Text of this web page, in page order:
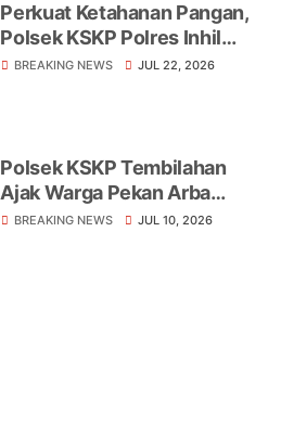
Perkuat Ketahanan Pangan,
Polsek KSKP Polres Inhil
Turun Langsung Dampingi
BREAKING NEWS JUL 22, 2026
Polsek KSKP Tembilahan
Ajak Warga Pekan Arba
Tanam Cabai Dukung
BREAKING NEWS JUL 10, 2026